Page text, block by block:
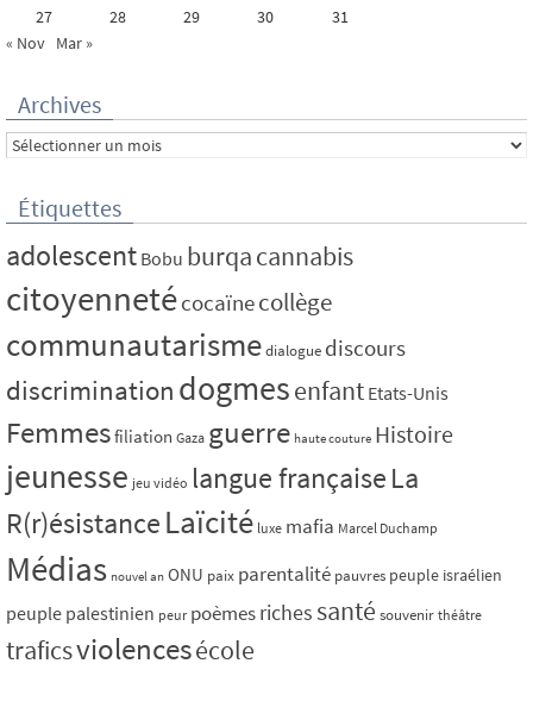
27
28 29 30
31
« Nov Mar »
Archives
Archives
Étiquettes
adolescent Bobu burqacannabis
citoyennetécocaïnecollège
communautarismedialogue discours
discrimination dogmesenfant Etats-Unis
Femmesfiliation Gaza guerre haute couture Histoire
jeunesse jeu vidéo langue française La
R(r)ésistanceLaïcité luxe mafia Marcel Duchamp
Médias nouvel an ONU paix parentalité pauvres peuple israélien
peuple palestinien peur poèmesriches santé souvenir théâtre
traficsviolencesécole